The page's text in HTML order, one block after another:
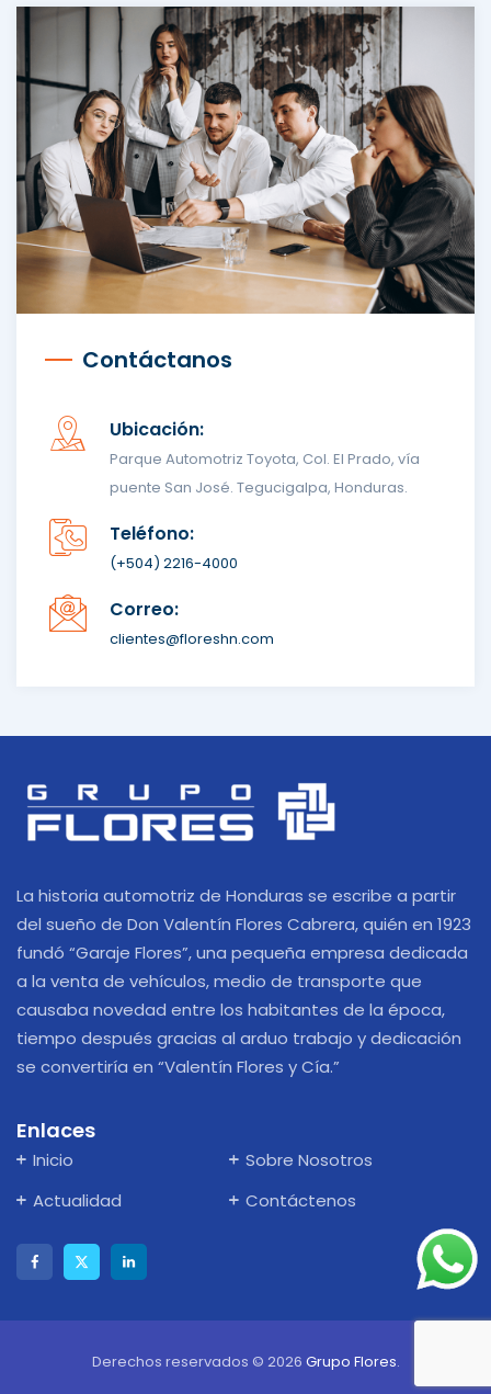
Contáctanos
Ubicación:
Parque Automotriz Toyota, Col. El Prado, vía
puente San José. Tegucigalpa, Honduras.
Teléfono:
(+504) 2216-4000
Correo:
clientes@floreshn.com
La historia automotriz de Honduras se escribe a partir
del sueño de Don Valentín Flores Cabrera, quién en 1923
fundó “Garaje Flores”, una pequeña empresa dedicada
a la venta de vehículos, medio de transporte que
causaba novedad entre los habitantes de la época,
tiempo después gracias al arduo trabajo y dedicación
se convertiría en “Valentín Flores y Cía.”
Enlaces
Inicio
Sobre Nosotros
Actualidad
Contáctenos
Derechos reservados © 2026 Grupo Flores.